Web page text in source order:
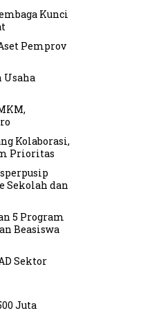
Kunci
Pemprov
Usaha
Kolaborasi,
Prioritas
Sekolah dan
5 Program
Beasiswa
Sektor
Juta